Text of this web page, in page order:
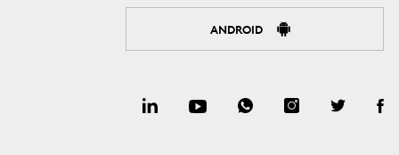
ANDROID